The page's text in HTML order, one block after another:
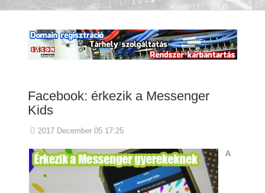
Facebook: érkezik a Messenger
Kids
2017 December 05 17:25
A